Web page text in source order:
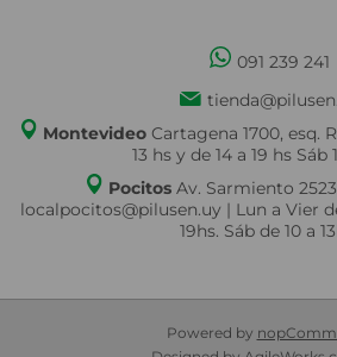
091 239 241
MontevideoCartagena 1700, esq.
13 hs y de 14 a 19 hs Sáb
PocitosAv. Sarmiento
localpocitos@pilusen.uy | Lun a Vier
19hs. Sáb de 10 a
Powered by